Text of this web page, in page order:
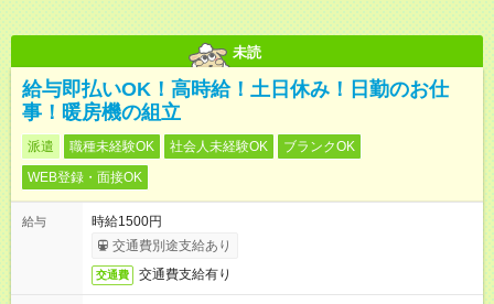
未読
給与即払いOK！高時給！土日休み！日勤のお仕
事！暖房機の組立
派遣 職種未経験OK 社会人未経験OK
ブランクOK
WEB登録・面接OK
給与
時給1500円
交通費別途支給あり
交通費 交通費支給有り